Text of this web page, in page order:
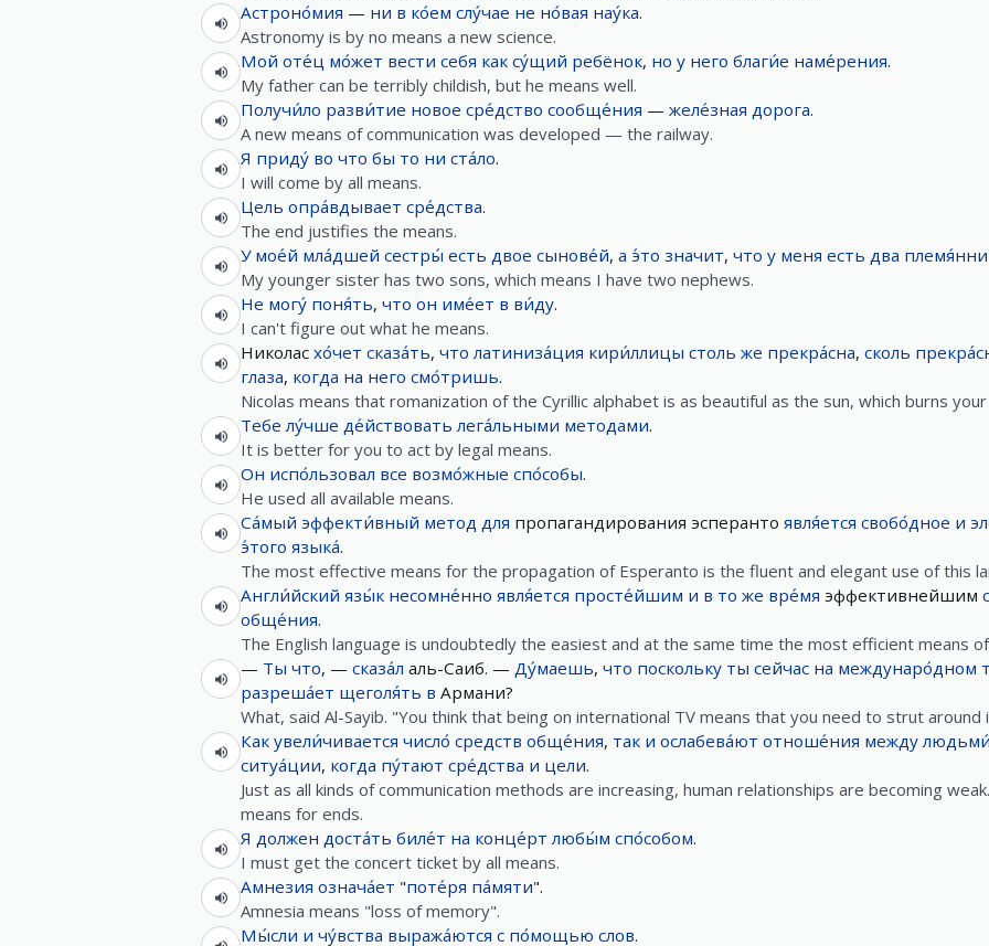
Астроно́мия — ни в ко́ем слу́чае не но́вая нау́ка.
Astronomy is by no means a new science.
Мой оте́ц мо́жет вести себя как су́щий ребёнок, но у него благи́е наме́рения.
My father can be terribly childish, but he means well.
Получи́ло разви́тие новое сре́дство сообще́ния — желе́зная дорога.
A new means of communication was developed — the railway.
Я приду́ во что бы то ни ста́ло.
I will come by all means.
Цель опра́вдывает сре́дства.
The end justifies the means.
У мое́й мла́дшей сестры́ есть двое сынове́й, а э́то значит, что у меня есть два
My younger sister has two sons, which means I have two nephews.
Не могу́ поня́ть, что он име́ет в ви́ду.
I can't figure out what he means.
Николас хо́чет сказа́ть, что латиниза́ция кири́ллицы столь же прекра́сна, сколь
глаза, когда на него смо́тришь.
Nicolas means that romanization of the Cyrillic alphabet is as beautiful as the sun, which burns
Тебе лу́чше де́йствовать лега́льными методами.
It is better for you to act by legal means.
Он испо́льзовал все возмо́жные спо́собы.
He used all available means.
Са́мый эффекти́вный метод для пропагандирования эсперанто явля́ется свобо́дное и
э́того языка́.
The most effective means for the propagation of Esperanto is the fluent and elegant use of this
Англи́йский язы́к несомне́нно явля́ется просте́йшим и в то же вре́мя эффективнейшим
обще́ния.
The English language is undoubtedly the easiest and at the same time the most efficient means
— Ты что, — сказа́л аль-Саиб. — Ду́маешь, что поскольку ты сейчас на междунаро́дном
разреша́ет щеголя́ть в Армани?
What, said Al-Sayib. "You think that being on international TV means that you need to strut around
Как увели́чивается число́ средств обще́ния, так и ослабева́ют отноше́ния между
ситуа́ции, когда пу́тают сре́дства и цели.
Just as all kinds of communication methods are increasing, human relationships are becoming
means for ends.
Я должен доста́ть биле́т на конце́рт любы́м спо́собом.
I must get the concert ticket by all means.
Амнезия означа́ет "поте́ря па́мяти".
Amnesia means "loss of memory".
Мы́сли и чу́вства выража́ются с по́мощью слов.